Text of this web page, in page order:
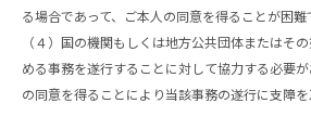
る場合であって、ご本人の同意を得ることが困難
（４）国の機関もしくは地方公共団体またはそ
める事務を遂行することに対して協力する必要
の同意を得ることにより当該事務の遂行に支障